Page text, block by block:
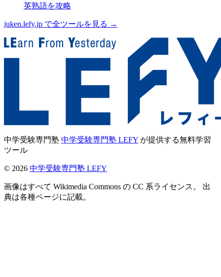
英熟語を攻略
juken.lefy.jp で全ツールを見る →
中学受験専門塾 中学受験専門塾 LEFY が提供する無料学習
ツール
© 2026 中学受験専門塾 LEFY
画像はすべて Wikimedia Commons の CC 系ライセンス。 出
典は各種ページに記載。